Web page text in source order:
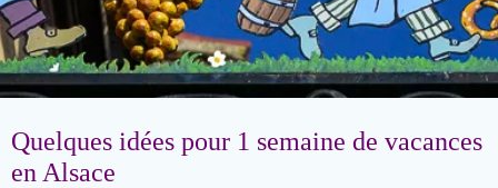
Quelques idées pour 1 semaine de vacances
en Alsace